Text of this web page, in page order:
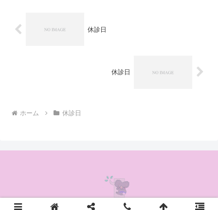
休診日
休診日
ホーム 休診日
© 2020 かんの耳鼻咽喉科クリニック.